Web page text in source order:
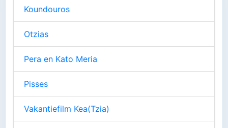
Koundouros
Otzias
Pera en Kato Meria
Pisses
Vakantiefilm Kea(Tzia)